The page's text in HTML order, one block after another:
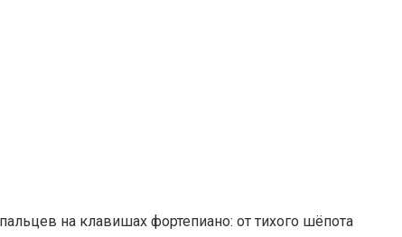
на клавишах фортепиано: от тихого шёпота